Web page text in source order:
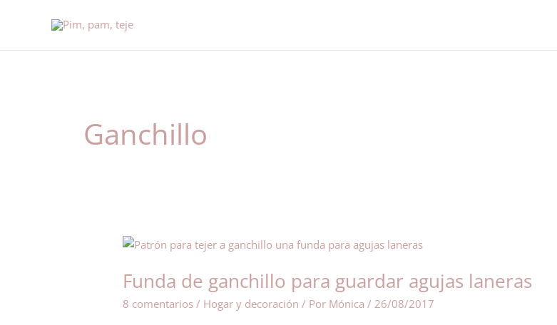
Ganchillo
Funda de ganchillo para guardar agujas laneras
8 comentarios / Hogar y decoración / Por Mónica/ 26/08/2017
Funda
ganchillo
guardar